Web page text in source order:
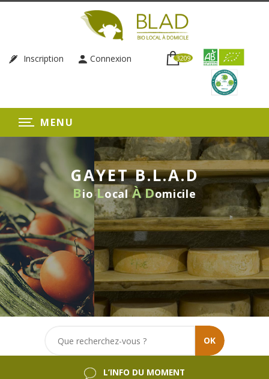
Inscription Connexion 3209
MENU
GAYET B.L.A.D
BioLocalÀDomicile
LIVRAISON HEBDOMADAIRE
SANS ENGAGEMENT
OK
L’INFO DU MOMENT